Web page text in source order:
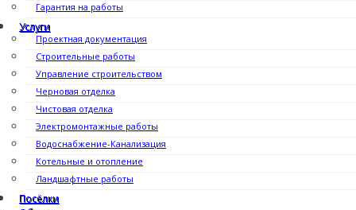
Гарантия на работы
Услуги
Проектная документация
Строительные работы
Управление строительством
Черновая отделка
Чистовая отделка
Электромонтажные работы
Водоснабжение-Канализация
Котельные и отопление
Ландшафтные работы
Посёлки